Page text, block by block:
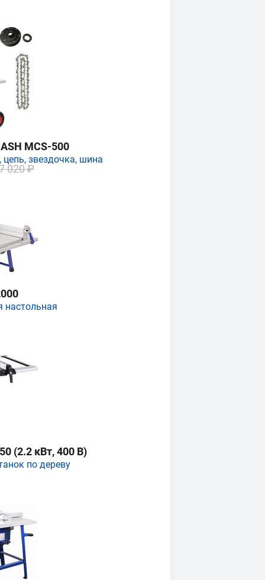
MCS-500
цепь, звездочка, шина
020 ₽
настольная
(2.2 кВт, 400 В)
по дереву